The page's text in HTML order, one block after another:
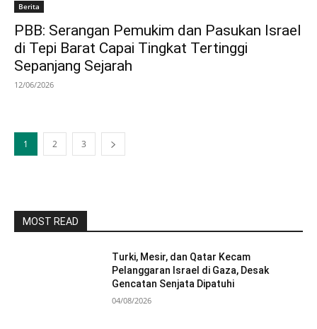
Berita
PBB: Serangan Pemukim dan Pasukan Israel
di Tepi Barat Capai Tingkat Tertinggi
Sepanjang Sejarah
12/06/2026
1 2 3
MOST READ
Turki, Mesir, dan Qatar Kecam
Pelanggaran Israel di Gaza, Desak
Gencatan Senjata Dipatuhi
04/08/2026